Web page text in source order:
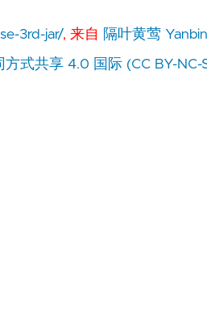
3rd-jar/, 来自 隔叶黄莺
式共享 4.0 国际 (CC BY-NC-